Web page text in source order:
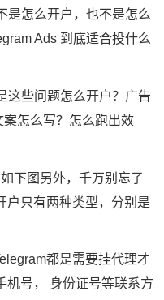
是怎么开户，也不是怎么
Ads 到底适合投什么
这些问题怎么开户？广告
怎么写？怎么跑出效
下图另外，千万别忘了
户只有两种类型，分别是
都是需要挂代理才
机号， 身份证号等联系方